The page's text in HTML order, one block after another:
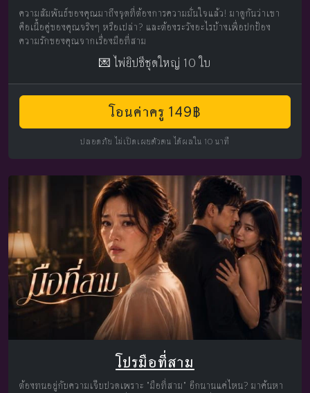
ความสัมพันธ์ของคุณมาถึงจุดที่ต้องการความมั่นใจแล้ว! มาดูกันว่าเขา
คือเนื้อคู่ของคุณจริงๆ หรือเปล่า? และต้องระวังอะไรบ้างเพื่อปกป้อง
ความรักของคุณจากเรื่องมือที่สาม
💌 ไพ่ยิปซีชุดใหญ่ 10 ใบ
โอนค่าครู 149฿
ปลอดภัย ไม่เปิดเผยตัวตน ได้ผลใน 10 นาที
โปรมือที่สาม
ต้องทนอยู่กับความเจ็บปวดเพราะ "มือที่สาม" อีกนานแค่ไหน? มาค้นหา